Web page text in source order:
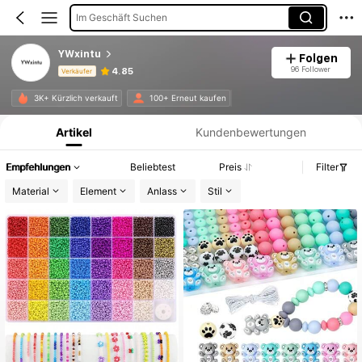
Im Geschäft Suchen
YWxintu
Verkäufer 4.85
Folgen
96 Follower
3K+ Kürzlich verkauft 100+ Erneut kaufen
Produktinformation: Preisangabe, Verkaufs- und Lagerbestandsdetails.
Artikel Kundenbewertungen
Empfehlungen Beliebtest Preis
Filter
Material
Element Anlass Stil